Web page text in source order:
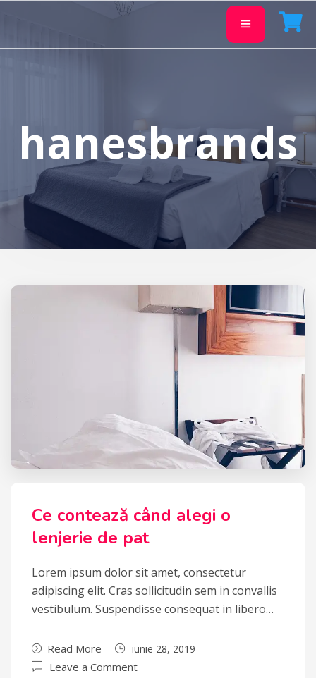
hanesbrands
Ce contează când alegi o
lenjerie de pat
Lorem ipsum dolor sit amet, consectetur
adipiscing elit. Cras sollicitudin sem in convallis
vestibulum. Suspendisse consequat in libero…
Read More iunie 28, 2019
Leave a Comment